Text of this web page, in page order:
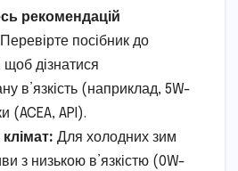
рекомендацій
Перевірте посібник до
дізнатися
в’язкість (наприклад, 5W-
(ACEA, API).
Для холодних зим
з низькою в’язкістю (0W-